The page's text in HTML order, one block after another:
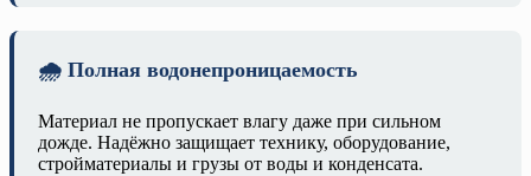
🌧️ Полная водонепроницаемость
Материал не пропускает влагу даже при сильном
дожде. Надёжно защищает технику, оборудование,
стройматериалы и грузы от воды и конденсата.